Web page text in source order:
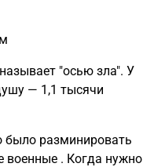
"осью зла". У
— 1,1 тысячи
было разминировать
военные . Когда нужно